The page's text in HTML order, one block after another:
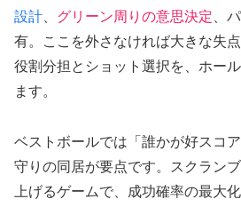
設計
グリーン周りの意思決定 、
有。ここを外さなければ大きな失
役割分担とショット選択を、ホー
ます。
ベストボールでは「誰かが好スコ
守りの同居が要点です。スクラン
上げるゲームで、成功確率の最大